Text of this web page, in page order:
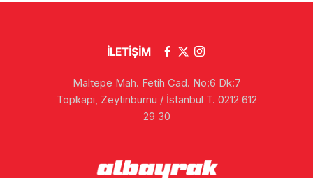
İLETİŞİM
Maltepe Mah. Fetih Cad. No:6 Dk:7
Topkapı, Zeytinburnu / İstanbul T. 0212 612
29 30